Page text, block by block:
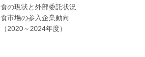
の現状と外部委託状況
市場の参入企業動向
2020～2024年度）